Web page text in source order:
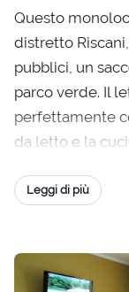
Questo
distretto
pubblici, un
parco verde. Il
perfettamente
da letto e la
separata piccola
Leggi di più